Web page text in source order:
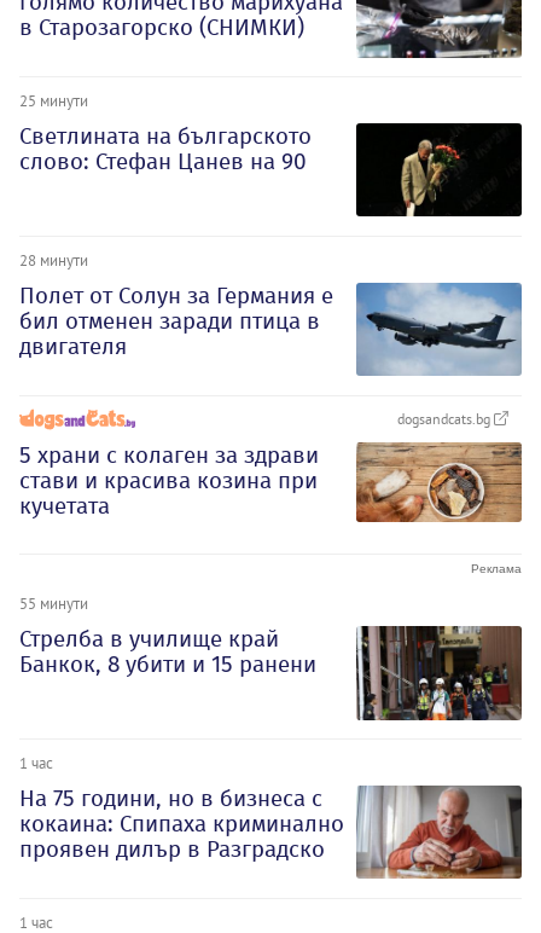
в Старозагорско (СНИМКИ)
25 минути
Светлината на българското
слово: Стефан Цанев на 90
28 минути
Полет от Солун за Германия е
бил отменен заради птица в
двигателя
dogsandcats.bg
5 храни с колаген за здрави
стави и красива козина при
кучетата
55 минути
Стрелба в училище край
Банкок, 8 убити и 15 ранени
1 час
На 75 години, но в бизнеса с
кокаина: Спипаха криминално
проявен дилър в Разградско
1 час